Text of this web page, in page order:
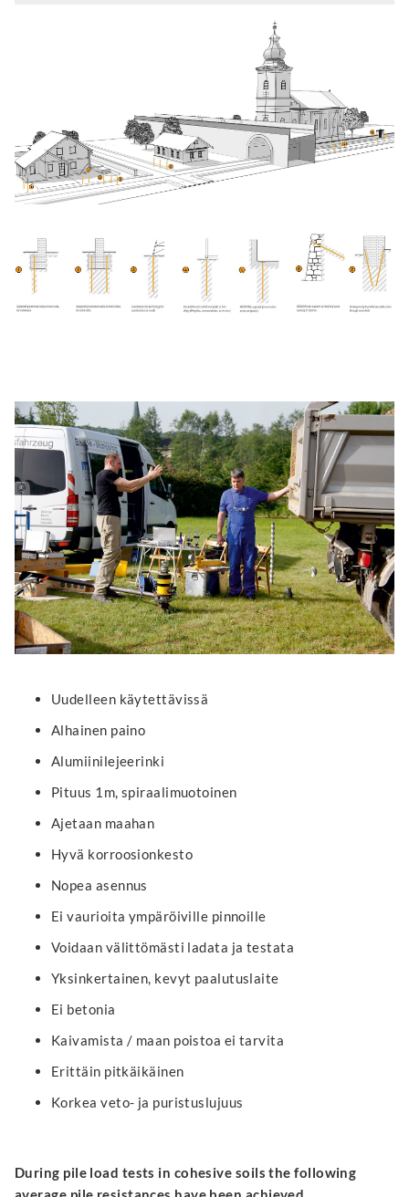
Uudelleen käytettävissä
Alhainen paino
Alumiinilejeerinki
Pituus 1m, spiraalimuotoinen
Ajetaan maahan
Hyvä korroosionkesto
Nopea asennus
Ei vaurioita ympäröiville pinnoille
Voidaan välittömästi ladata ja testata
Yksinkertainen, kevyt paalutuslaite
Ei betonia
Kaivamista / maan poistoa ei tarvita
Erittäin pitkäikäinen
Korkea veto- ja puristuslujuus
During pile load tests in cohesive soils the following